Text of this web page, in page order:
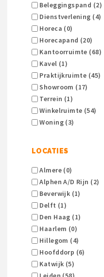
Beleggingspand (2)
Dienstverlening (4)
Horeca (0)
Horecapand (20)
Kantoorruimte (68)
Kavel (1)
Praktijkruimte (45)
Showroom (17)
Terrein (1)
Winkelruimte (54)
Woning (3)
LOCATIES
Almere (0)
Alphen A/d Rijn (2)
Beverwijk (1)
Delft (1)
Den Haag (1)
Haarlem (0)
Hillegom (4)
Hoofddorp (6)
Katwijk (5)